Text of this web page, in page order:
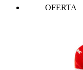
OFERTA